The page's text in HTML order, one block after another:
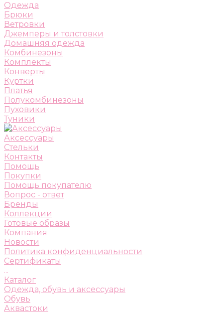
Одежда
Брюки
Ветровки
Джемперы и толстовки
Домашняя одежда
Комбинезоны
Комплекты
Конверты
Куртки
Платья
Полукомбинезоны
Пуховики
Туники
Аксессуары
Стельки
Контакты
Помощь
Покупки
Помощь покупателю
Вопрос - ответ
Бренды
Коллекции
Готовые образы
Компания
Новости
Политика конфиденциальности
Сертификаты
...
Каталог
Одежда, обувь и аксессуары
Обувь
Аквастоки